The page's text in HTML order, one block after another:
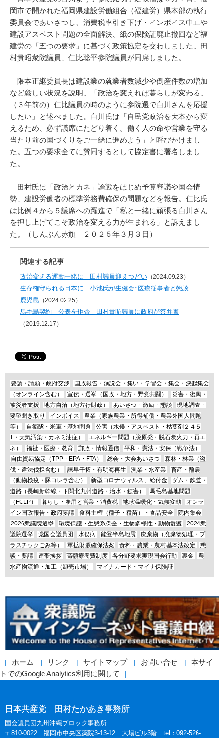
岡市で開かれた福岡県建設労働組合（福建労）県本部の執行
委員会であいさつし、消費税率引き下げ・インボイス中止や
建設アスベスト問題の全面解決、紙の保険証廃止撤回など福
建労の「五つの要求」に基づく政策協定を交わしました。田
村貴昭衆院議員、仁比聡平参院議員が同席しました。
隈本正継委員長は建設業の就業者数減少や倒産件数の増加
など厳しい状況を説明。「政治を変えれば暮らしが変わる。
（３年前の）仁比議員の時のように参院選で白川さんを応援
したい」と述べました。白川氏は「自民党政治を大本から変
えるため、必ず議席にたどり着く。働く人の命や営業を守る
当たり前の国づくりをご一緒に進めよう」と呼びかけまし
た。五つの要求全てに賛同するとして協定書に署名しまし
た。
田村氏は「政治とカネ」論戦をはじめ予算審議や国会情
勢、建設労働者の標準労務費確保の問題などを報告。仁比氏
は比例４から５議席への躍進で「私と一緒に頑張る白川さん
を押し上げてこそ政治を変える力が生まれる」と訴えまし
た。（しんぶん赤旗 ２０２５年３月３日）
関連する記事
政治変える運動一緒に 田村議員迎えつどい （2024.09.23）
生存権守られる日本に 小池氏が生健会･医療従事者と懇談
鹿児島 （2024.02.25）
馬毛島契約 公表を拒否 田村貴昭議員に政府が答弁書
（2019.12.17）
要請・請願・政府交渉
国政報告・演説会・集い・学習会・集会・決起集会
（オンライン含む）
宣伝・選挙（国政・地方・野党共闘）
災害・復興・
被災者支援
地方自治（地方行財政） あいさつ・激励・懇談
現地調査・
要望聞き取り
インボイス
農業（家族農業・所得補償・農業外国人問題
等）
自衛隊・米軍・基地問題
公害（水俣・アスベスト・枯葉剤２４５
T・大気汚染・カネミ油症）
エネルギー問題（脱原発・脱石炭火力・再エ
ネ）
福祉・医療・教育 郵政・情報通信
平和・憲法・安保（戦争法）
自由貿易協定（TPP・EPA・FTA）
総会・大会あいさつ
森林・林業（盗
伐・違法伐採含む）
諫早干拓・有明海再生 漁業・水産業
畜産・酪農
（動物検疫・豚コレラ含む）
新型コロナウィルス、給付金
ダム・鉄道・
道路（長崎新幹線・下関北九州道路・治水・鉱害）
馬毛島基地問題
（FCLP）
暮らし・雇用と営業・消費税 地球温暖化・気候変動
オンラ
イン国政報告・政府要請
食料主権（種子・種苗）・食品安全
院内集会
2026衆議院選挙
環境保護・生態系保全・生物多様性・動物愛護
2024衆
議院選挙
党国会議員団 水俣病 能登半島地震
廃棄物（廃棄物処理・プ
ラスチックごみ等）
軍拡財源確保法案 食料・農業・農村基本法改定
懇
談・要請
連帯挨拶 高額療養費制度 各分野要求実現国会行動 裏金
農
水産物流通・加工（卸売市場）
マイナカード・マイナ保険証
ホーム リンク サイトマップ お問い合せ
本サイ
トでのGoogle Analytics利用に関して
日本共産党 田村たかあき事務所
国会議員団九州沖縄ブロック事務所
〒810-0022 福岡市中央区薬院3-13-12 大場ビル3階 tel：092-526-